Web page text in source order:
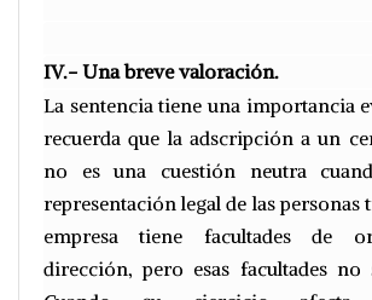
IV.- Una breve valoración.
La sentencia tiene una importancia
recuerda que la adscripción a un
no es una cuestión neutra
representación legal de las personas
empresa tiene facultades de
dirección, pero esas facultades no